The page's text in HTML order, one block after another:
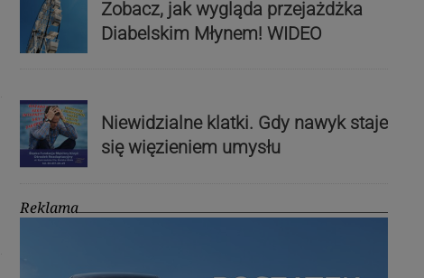
Zobacz, jak wygląda przejażdżka
Diabelskim Młynem! WIDEO
Niewidzialne klatki. Gdy nawyk staje
się więzieniem umysłu
Reklama